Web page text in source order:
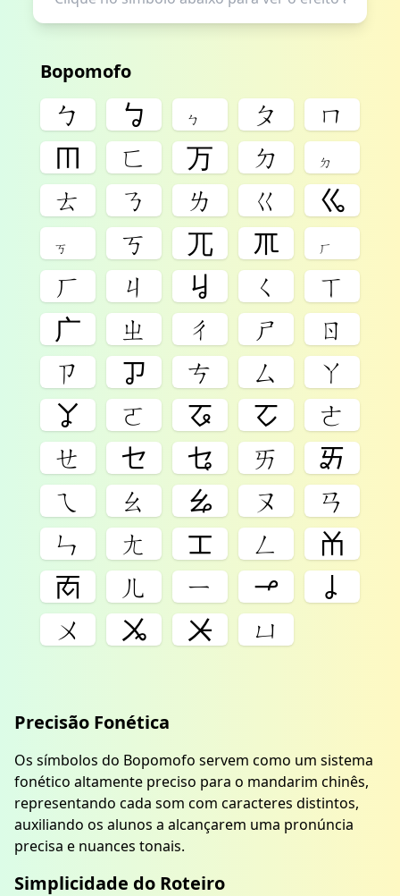
Bopomofo
ㄅ ㆠ ㆴ ㄆ
ㄇ
ㆬ
ㄈ ㄪ ㄉ
ㆵ
ㄊ
ㄋ ㄌ ㄍ
ㆣ
ㆶ
ㄎ ㄫ ㆭ
ㆷ
ㄏ
ㄐ ㆢ ㄑ
ㄒ
ㄬ
ㄓ ㄔ ㄕ
ㄖ
ㄗ
ㆡ ㄘ ㄙ
ㄚ
ㆩ
ㄛ ㆧ ㆦ
ㄜ
ㄝ
ㆤ ㆥ ㄞ
ㆮ
ㄟ
ㄠ ㆯ ㄡ
ㄢ
ㄣ
ㄤ ㆲ ㄥ
ㆰ
ㆱ
ㄦ ㄧ ㆪ
ㆳ
ㄨ
ㆫ ㆨ ㄩ
Precisão Fonética
Os símbolos do Bopomofo servem como um sistema
fonético altamente preciso para o mandarim chinês,
representando cada som com caracteres distintos,
auxiliando os alunos a alcançarem uma pronúncia
precisa e nuances tonais.
Simplicidade do Roteiro